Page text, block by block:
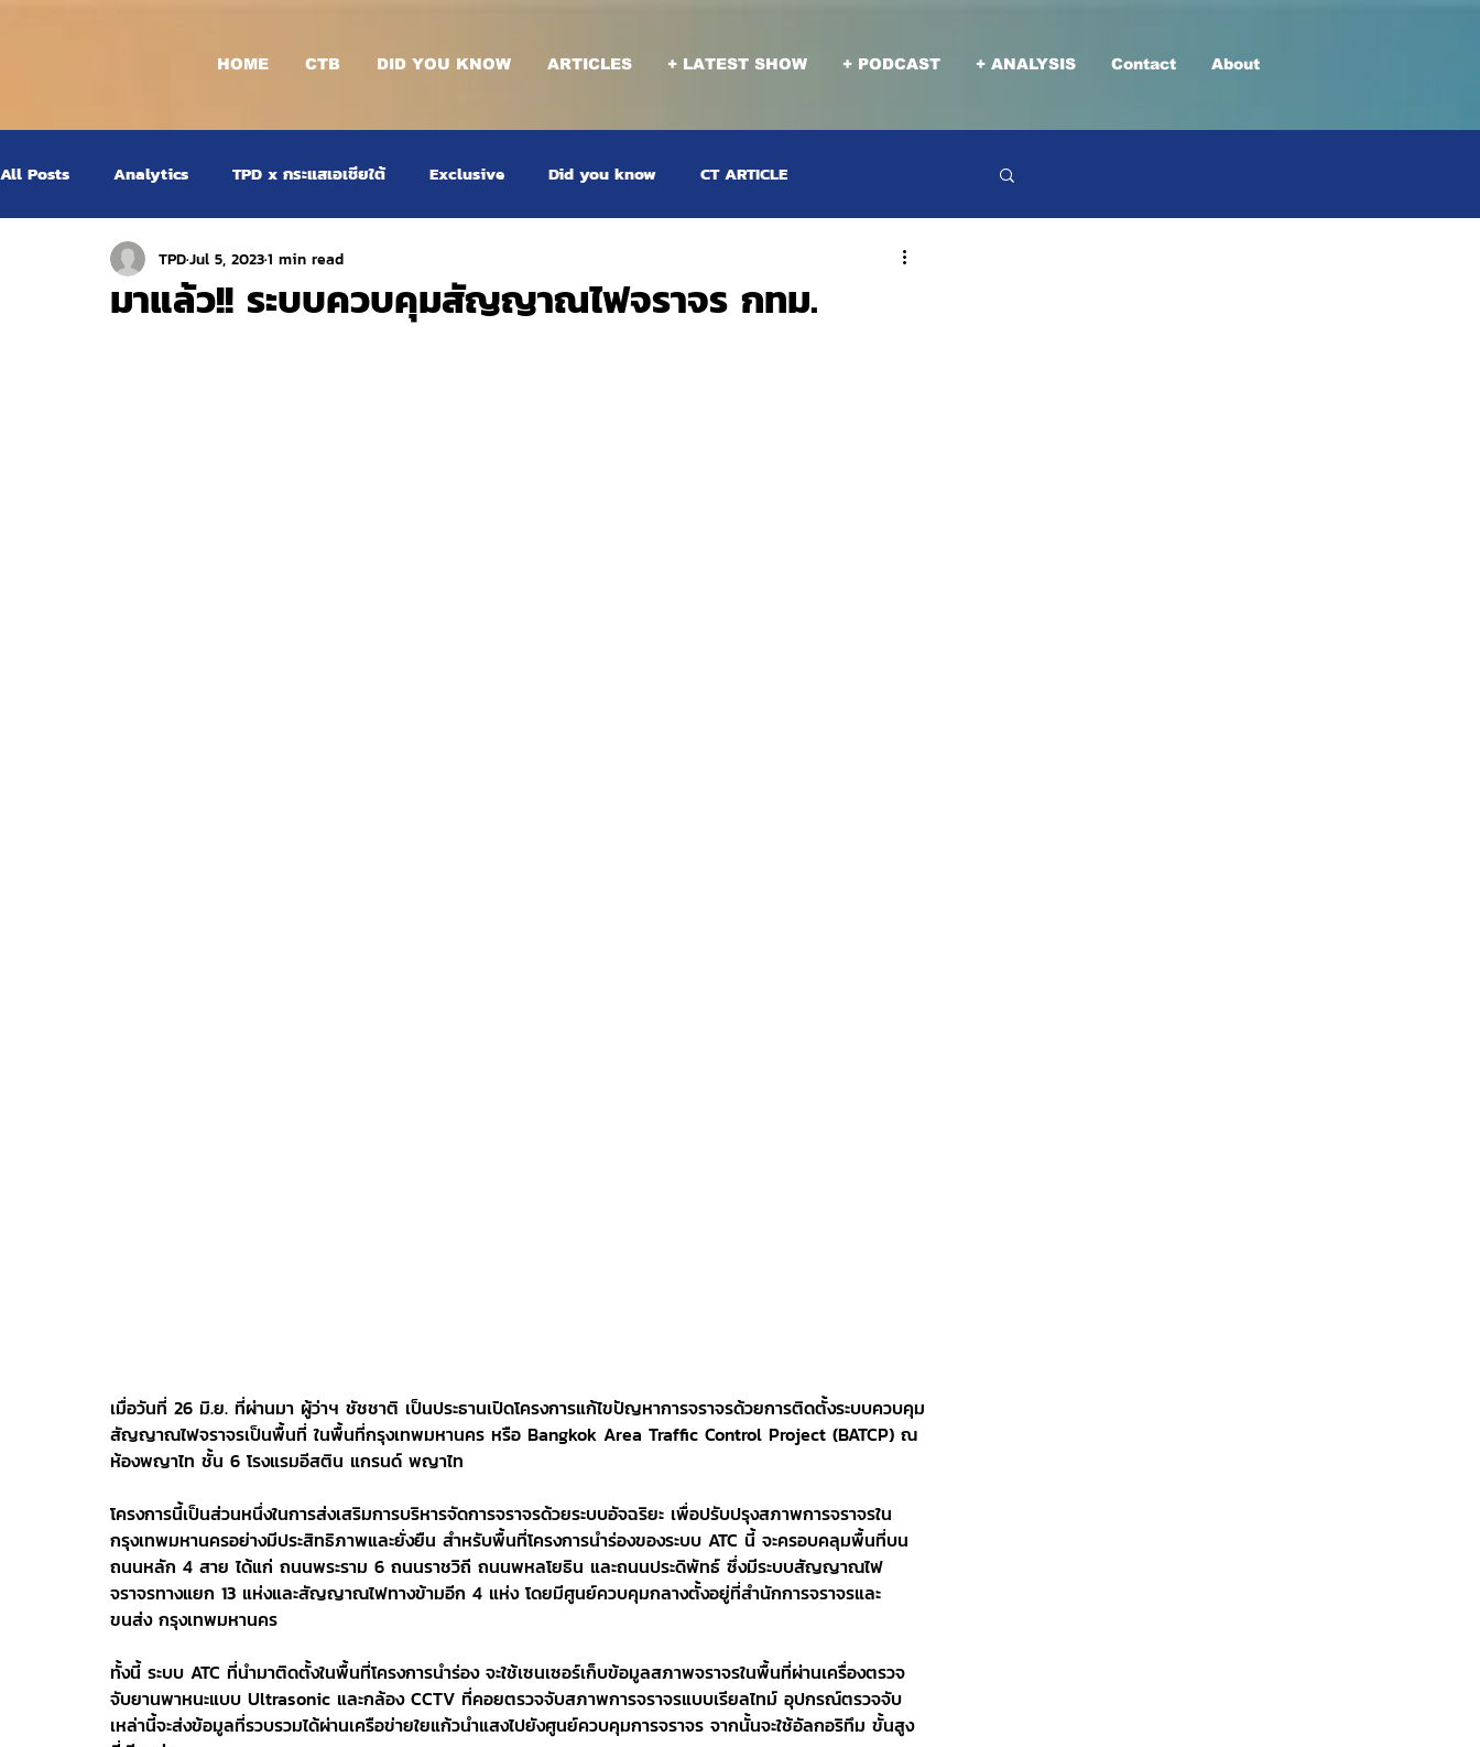
HOME CTB DID YOU KNOW ARTICLES + LATEST SHOW + PODCAST + ANALYSIS Contact About
All Posts Analytics TPD x กระแสเอเชียใต้ Exclusive Did you know CT ARTICLE
มาแล้ว!! ระบบควบคุมสัญญาณไฟจราจร กทม.
TPDJul 5, 20231 min read
เมื่อวันที่ 26 มิ.ย. ที่ผ่านมา ผู้ว่าฯ ชัชชาติ เป็นประธานเปิดโครงการแก้ไขปัญหาการจราจรด้วยการติดตั้งระบบควบคุม
สัญญาณไฟจราจรเป็นพื้นที่ ในพื้นที่กรุงเทพมหานคร หรือ Bangkok Area Traffic Control Project (BATCP) ณ
ห้องพญาไท ชั้น 6 โรงแรมอีสติน แกรนด์ พญาไท
โครงการนี้เป็นส่วนหนึ่งในการส่งเสริมการบริหารจัดการจราจรด้วยระบบอัจฉริยะ เพื่อปรับปรุงสภาพการจราจรใน
กรุงเทพมหานครอย่างมีประสิทธิภาพและยั่งยืน สำหรับพื้นที่โครงการนำร่องของระบบ ATC นี้ จะครอบคลุมพื้นที่บน
ถนนหลัก 4 สาย ได้แก่ ถนนพระราม 6 ถนนราชวิถี ถนนพหลโยธิน และถนนประดิพัทธ์ ซึ่งมีระบบสัญญาณไฟ
จราจรทางแยก 13 แห่งและสัญญาณไฟทางข้ามอีก 4 แห่ง โดยมีศูนย์ควบคุมกลางตั้งอยู่ที่สำนักการจราจรและ
ขนส่ง กรุงเทพมหานคร
ทั้งนี้ ระบบ ATC ที่นำมาติดตั้งในพื้นที่โครงการนำร่อง จะใช้เซนเซอร์เก็บข้อมูลสภาพจราจรในพื้นที่ผ่านเครื่องตรวจ
จับยานพาหนะแบบ Ultrasonic และกล้อง CCTV ที่คอยตรวจจับสภาพการจราจรแบบเรียลไทม์ อุปกรณ์ตรวจจับ
เหล่านี้จะส่งข้อมูลที่รวบรวมได้ผ่านเครือข่ายใยแก้วนำแสงไปยังศูนย์ควบคุมการจราจร จากนั้นจะใช้อัลกอริทึม ขั้นสูง